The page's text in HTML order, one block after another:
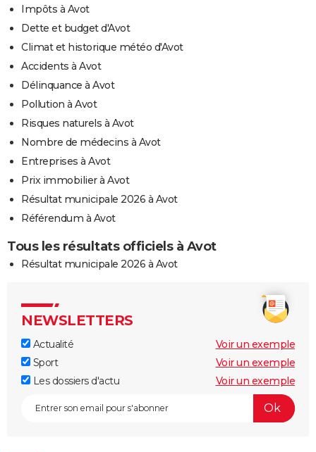
Impôts à Avot
Dette et budget d'Avot
Climat et historique météo d'Avot
Accidents à Avot
Délinquance à Avot
Pollution à Avot
Risques naturels à Avot
Nombre de médecins à Avot
Entreprises à Avot
Prix immobilier à Avot
Résultat municipale 2026 à Avot
Référendum à Avot
Tous les résultats officiels à Avot
Résultat municipale 2026 à Avot
NEWSLETTERS
Actualité
Voir un exemple
Sport
Voir un exemple
Les dossiers d'actu
Voir un exemple